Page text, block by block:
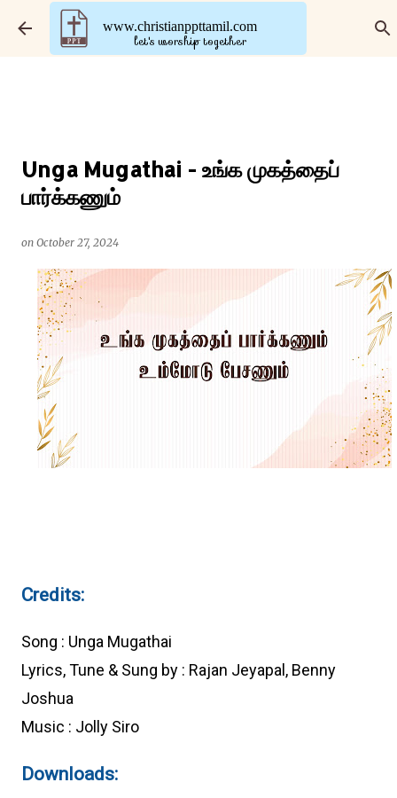
Skip to main content
www.christianppttamil.com
let's worship together
Unga Mugathai - உங்க முகத்தைப்
பார்க்கணும்
on October 27, 2024
Credits:
Song : Unga Mugathai
Lyrics, Tune & Sung by : Rajan Jeyapal, Benny
Joshua
Music : Jolly Siro
Downloads: